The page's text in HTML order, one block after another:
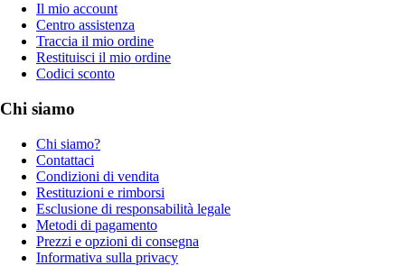
Il mio account
Centro assistenza
Traccia il mio ordine
Restituisci il mio ordine
Codici sconto
Chi siamo
Chi siamo?
Contattaci
Condizioni di vendita
Restituzioni e rimborsi
Esclusione di responsabilità legale
Metodi di pagamento
Prezzi e opzioni di consegna
Informativa sulla privacy